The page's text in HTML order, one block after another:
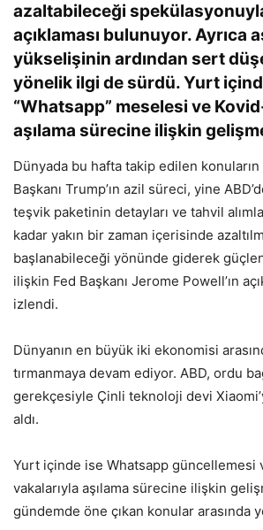
azaltabileceği
açıklaması bulunuyor. Ayrıca
yükselişinin ardından sert
yönelik ilgi de sürdü. Yurt
“Whatsapp” meselesi ve
aşılama sürecine ilişkin
Dünyada bu hafta takip edilen konuların
Başkanı Trump’ın azil süreci, yine
teşvik paketinin detayları ve tahvil
kadar yakın bir zaman içerisinde
başlanabileceği yönünde giderek
ilişkin Fed Başkanı Jerome Powell’ın
izlendi.
Dünyanın en büyük iki ekonomisi
tırmanmaya devam ediyor. ABD, ordu
gerekçesiyle Çinli teknoloji devi
aldı.
Yurt içinde ise Whatsapp güncellemesi
vakalarıyla aşılama sürecine ilişkin
gündemde öne çıkan konular arasında